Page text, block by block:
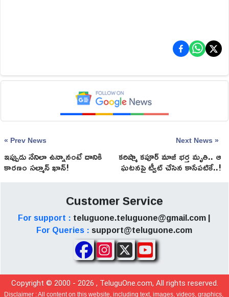
« Prev News
ఇప్పుడు నేనిలా ఉన్నానంటే దానికి
కారణం సల్మాన్‌ ఖాన్‌!
Next News »
కరిష్మా కపూర్ మాజీ భర్త మృతి.. ఆ
ఘటనపై ట్వీట్ చేసిన కాసేపటికే..!
Customer Service
For support : teluguone.teluguone@gmail.com |
For Queries : support@teluguone.com
Copyright © 2000 - 2026 , TeluguOne.com, All rights reserved.
Disclaimer :All content on this website, including text, images, videos, graphics,